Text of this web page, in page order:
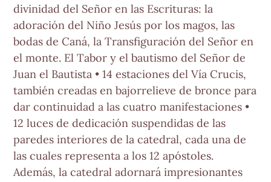
divinidad del Señor en las Escrituras: la
adoración del Niño Jesús por los magos, las
bodas de Caná, la Transfiguración del Señor en
el monte. El Tabor y el bautismo del Señor de
Juan el Bautista • 14 estaciones del Vía Crucis,
también creadas en bajorrelieve de bronce para
dar continuidad a las cuatro manifestaciones •
12 luces de dedicación suspendidas de las
paredes interiores de la catedral, cada una de
las cuales representa a los 12 apóstoles.
Además, la catedral adornará impresionantes